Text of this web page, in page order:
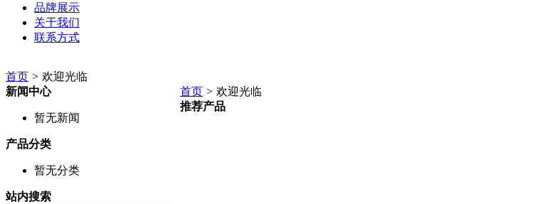
品牌展示
关于我们
联系方式
首页 > 欢迎光临
新闻中心
暂无新闻
产品分类
暂无分类
站内搜索
首页 > 欢迎光临
推荐产品